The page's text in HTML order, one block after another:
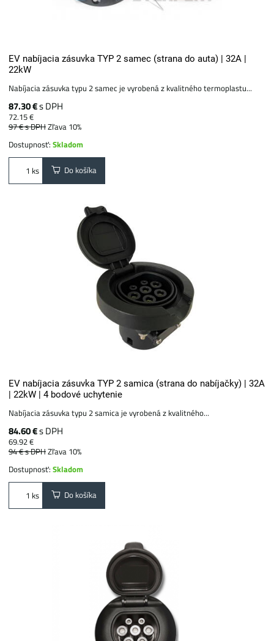
EV nabíjacia zásuvka TYP 2 samec (strana do auta) | 32A |
22kW
Nabíjacia zásuvka typu 2 samec je vyrobená z kvalitného termoplastu...
87.30 €s DPH
72.15 €
97 €s DPHZľava 10%
Dostupnosť:Skladom
ks Do košíka
EV nabíjacia zásuvka TYP 2 samica (strana do nabíjačky) | 32A
| 22kW | 4 bodové uchytenie
Nabíjacia zásuvka typu 2 samica je vyrobená z kvalitného...
84.60 €s DPH
69.92 €
94 €s DPHZľava 10%
Dostupnosť:Skladom
ks Do košíka